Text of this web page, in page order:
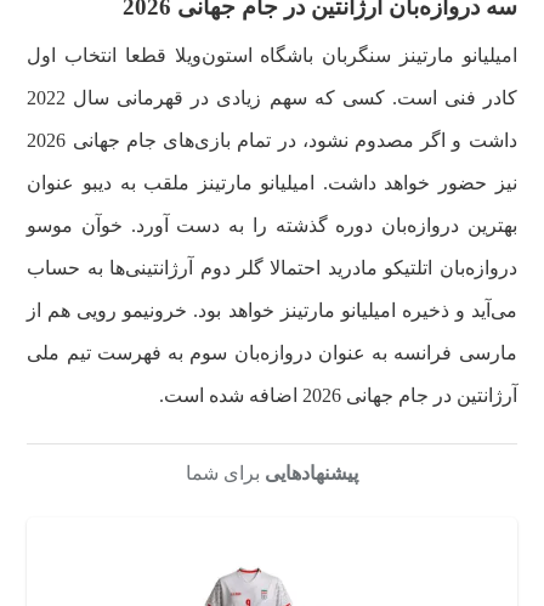
سه دروازه‌بان آرژانتین در جام جهانی 2026
امیلیانو مارتینز سنگربان باشگاه استون‌ویلا قطعا انتخاب اول
کادر فنی است. کسی که سهم زیادی در قهرمانی سال 2022
داشت و اگر مصدوم نشود، در تمام بازی‌های جام جهانی 2026
نیز حضور خواهد داشت. امیلیانو مارتینز ملقب به دیبو عنوان
بهترین دروازه‌بان دوره گذشته را به دست آورد. خوآن موسو
دروازه‌بان اتلتیکو مادرید احتمالا گلر دوم آرژانتینی‌ها به حساب
می‌آید و ذخیره امیلیانو مارتینز خواهد بود. خرونیمو رویی هم از
مارسی فرانسه به عنوان دروازه‌بان سوم به فهرست تیم ملی
آرژانتین در جام جهانی 2026 اضافه شده است.
پیشنهادهایی برای شما